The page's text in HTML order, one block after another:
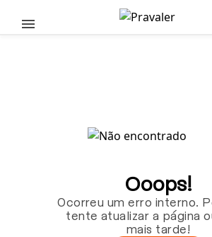
Pular para o conteúdo principal
Ooops!
Ocorreu um erro interno.
tente atualizar a página
mais tarde!